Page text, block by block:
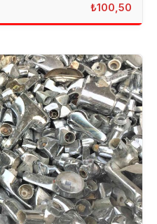
₺100,50